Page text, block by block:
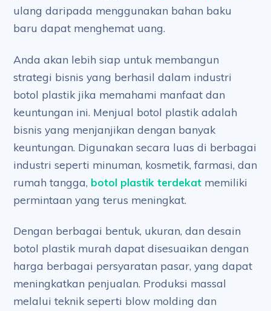
ulang daripada menggunakan bahan baku
baru dapat menghemat uang.
Anda akan lebih siap untuk membangun
strategi bisnis yang berhasil dalam industri
botol plastik jika memahami manfaat dan
keuntungan ini. Menjual botol plastik adalah
bisnis yang menjanjikan dengan banyak
keuntungan. Digunakan secara luas di berbagai
industri seperti minuman, kosmetik, farmasi, dan
rumah tangga, botol plastik terdekat memiliki
permintaan yang terus meningkat.
Dengan berbagai bentuk, ukuran, dan desain
botol plastik murah dapat disesuaikan dengan
harga berbagai persyaratan pasar, yang dapat
meningkatkan penjualan. Produksi massal
melalui teknik seperti blow molding dan